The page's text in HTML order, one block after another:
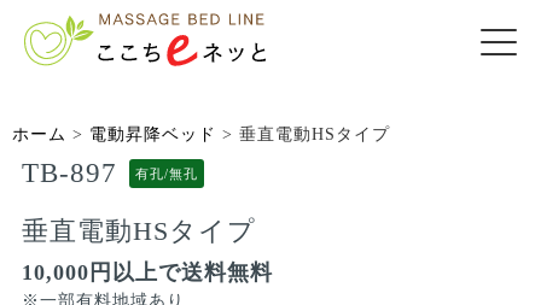
ホーム > 電動昇降ベッド > 垂直電動HSタイプ
TB-897 有孔/無孔
垂直電動HSタイプ
10,000円以上で送料無料
※一部有料地域あり